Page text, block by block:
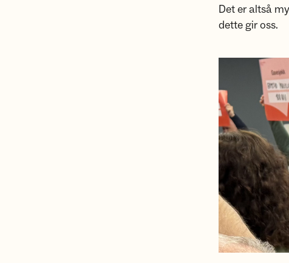
Det er altså
dette gir oss.